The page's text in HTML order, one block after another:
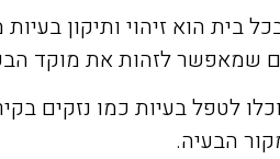
בית הוא זיהוי ותיקון
שמאפשר לזהות את מוקד
לטפל בעיות כמו נזקים
הבעיה.